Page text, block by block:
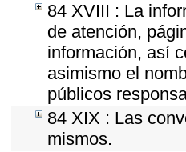
84 XVIII : La
de atención,
información, así
asimismo el
públicos
84 XIX : Las
mismos.